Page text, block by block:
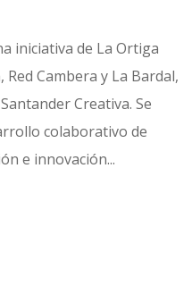
iniciativa de La Ortiga
Cambera y La Bardal,
Creativa. Se
colaborativo de
e innovación...